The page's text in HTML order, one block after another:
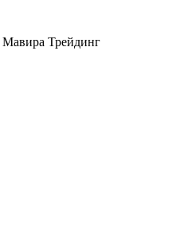
Мавира Трейдинг